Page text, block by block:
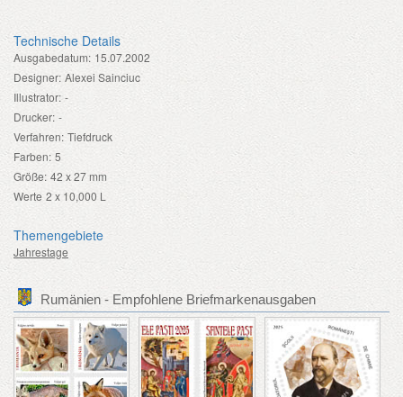
Technische Details
Ausgabedatum: 15.07.2002
Designer: Alexei Sainciuc
Illustrator: -
Drucker: -
Verfahren: Tiefdruck
Farben: 5
Größe: 42 x 27 mm
Werte 2 x 10,000 L
Themengebiete
Jahrestage
Rumänien - Empfohlene Briefmarkenausgaben